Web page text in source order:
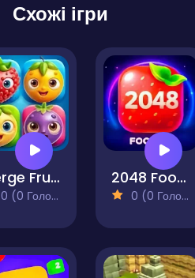
Схожі ігри
Merge Fruit Characters
0 (0 Голосів)
2048 Foodies
0 (0 Голосів)